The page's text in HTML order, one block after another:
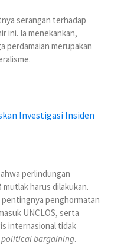
serangan terhadap
ini. Ia menekankan,
perdamaian merupakan
Investigasi Insiden
perlindungan
harus dilakukan.
pentingnya penghormatan
UNCLOS, serta
internasional tidak
political bargaining.